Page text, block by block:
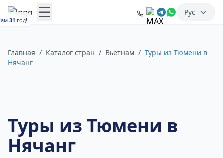
31 год!
Рус
Главная / Каталог стран / Вьетнам / Туры из Тюмени в
Нячанг
Туры из Тюмени в
Нячанг